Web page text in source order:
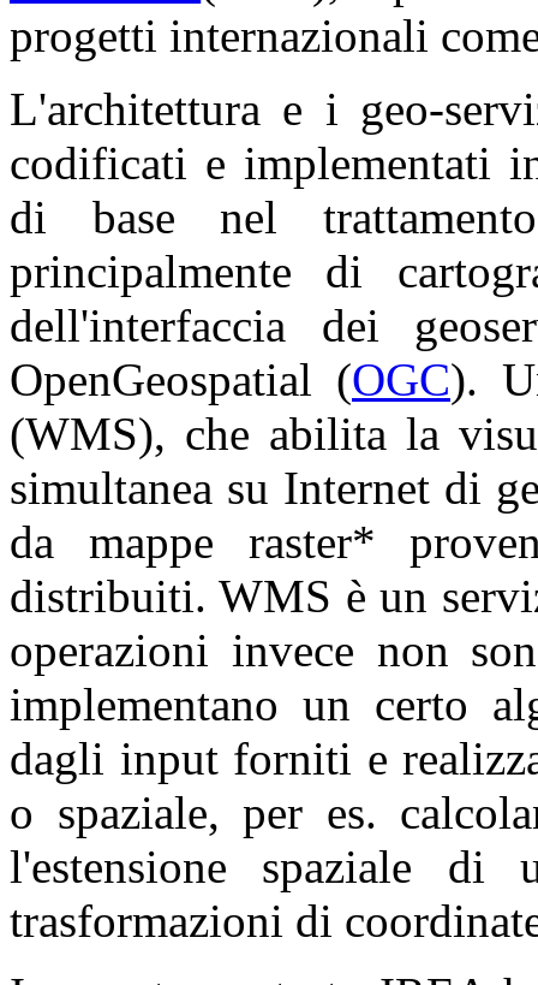
progetti internazionali
L'architettura e i geo-
codificati e implementati
di base nel
principalmente di
dell'interfaccia dei
OpenGeospatial (OGC).
(WMS), che abilita la
simultanea su Internet di
da mappe raster*
distribuiti. WMS è un
operazioni invece non
implementano un certo
dagli input forniti e
o spaziale, per es.
l'estensione spaziale di
trasformazioni di